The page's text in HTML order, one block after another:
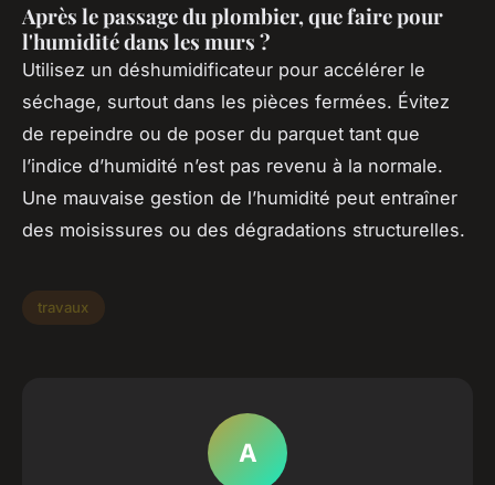
Après le passage du plombier, que faire pour
l'humidité dans les murs ?
Utilisez un déshumidificateur pour accélérer le
séchage, surtout dans les pièces fermées. Évitez
de repeindre ou de poser du parquet tant que
l’indice d’humidité n’est pas revenu à la normale.
Une mauvaise gestion de l’humidité peut entraîner
des moisissures ou des dégradations structurelles.
travaux
A